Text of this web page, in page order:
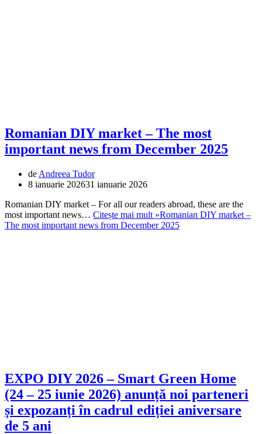
Romanian DIY market – The most
important news from December 2025
de Andreea Tudor
8 ianuarie 202631 ianuarie 2026
Romanian DIY market – For all our readers abroad, these are the
most important news… Citește mai mult »Romanian DIY market –
The most important news from December 2025
EXPO DIY 2026 – Smart Green Home
(24 – 25 iunie 2026) anunță noi parteneri
și expozanți în cadrul ediției aniversare
de 5 ani